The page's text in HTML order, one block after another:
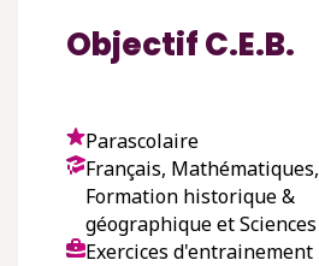
Objectif C.E.B.
Parascolaire
Français, Mathématiques,
Formation historique &
géographique et Sciences
Exercices d'entrainement